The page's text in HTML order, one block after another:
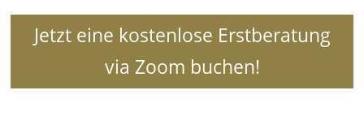
Jetzt eine kostenlose Erstberatung
via Zoom buchen!